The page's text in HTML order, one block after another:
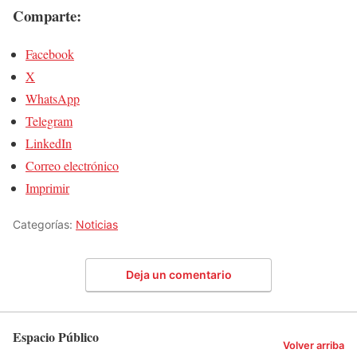
Comparte:
Facebook
X
WhatsApp
Telegram
LinkedIn
Correo electrónico
Imprimir
Categorías: Noticias
Deja un comentario
Espacio Público Volver arriba